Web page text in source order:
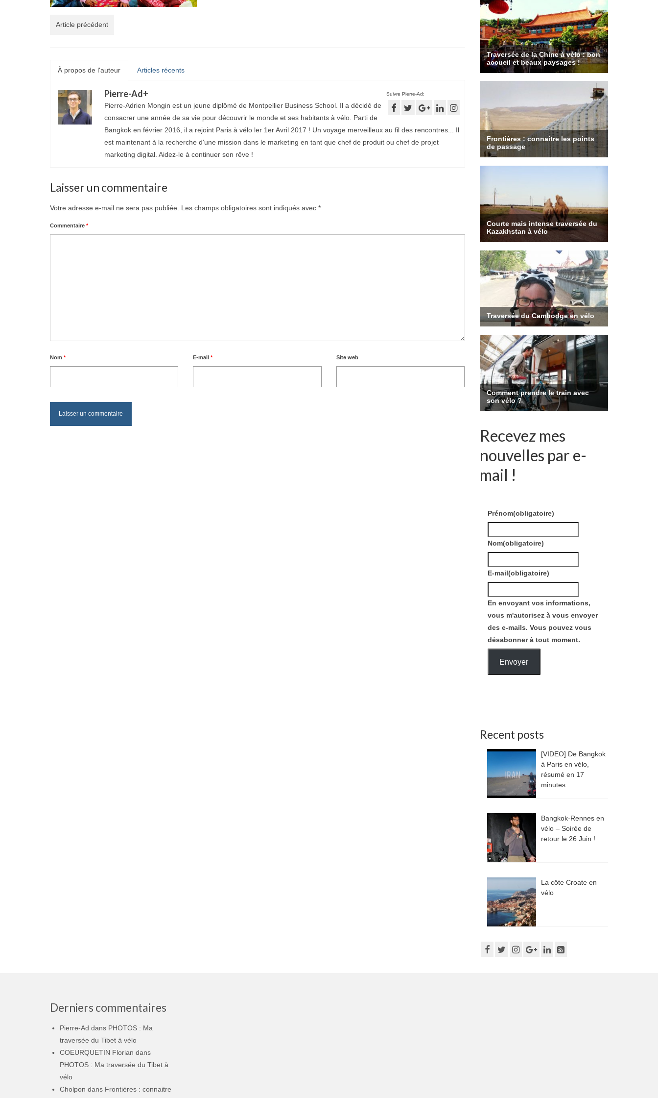
Article précédent
À propos de l'auteur Articles récents
Suivre Pierre-Ad:
Pierre-Ad+
Pierre-Adrien Mongin est un jeune diplômé de Montpellier Business School. Il a décidé de
consacrer une année de sa vie pour découvrir le monde et ses habitants à vélo. Parti de
Bangkok en février 2016, il a rejoint Paris à vélo ler 1er Avril 2017 ! Un voyage merveilleux au fil des rencontres... Il
est maintenant à la recherche d'une mission dans le marketing en tant que chef de produit ou chef de projet
marketing digital. Aidez-le à continuer son rêve !
Laisser un commentaire
Votre adresse e-mail ne sera pas publiée. Les champs obligatoires sont indiqués avec *
Commentaire *
Nom * E-mail* Site web
Recevez mes
nouvelles par e-
mail !
Prénom(obligatoire)
Nom(obligatoire)
E-mail(obligatoire)
En envoyant vos informations,
vous m'autorisez à vous envoyer
des e-mails. Vous pouvez vous
désabonner à tout moment.
Envoyer
Recent posts
[VIDEO] De Bangkok
à Paris en vélo,
résumé en 17
minutes
Bangkok-Rennes en
vélo – Soirée de
retour le 26 Juin !
La côte Croate en
vélo
Derniers commentaires
Pierre-Ad dans PHOTOS : Ma
traversée du Tibet à vélo
COEURQUETIN Florian dans
PHOTOS : Ma traversée du Tibet à
vélo
Cholpon dans Frontières : connaitre